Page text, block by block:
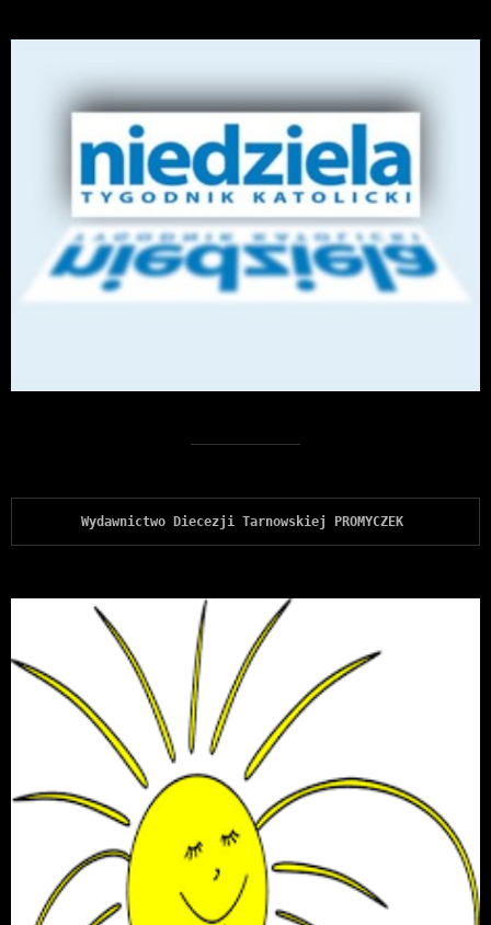
Wydawnictwo Diecezji Tarnowskiej PROMYCZEK